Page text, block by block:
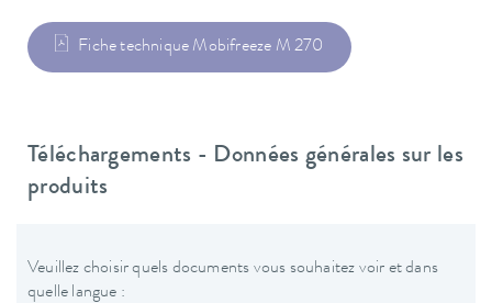
Fiche technique Mobifreeze M 270
Téléchargements - Données générales sur les
produits
Veuillez choisir quels documents vous souhaitez voir et dans
quelle langue :